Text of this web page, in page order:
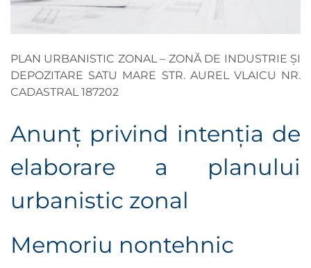
PLAN URBANISTIC ZONAL – ZONĂ DE INDUSTRIE ȘI
DEPOZITARE SATU MARE STR. AUREL VLAICU NR.
CADASTRAL 187202
Anunţ privind intenţia de
elaborare a planului
urbanistic zonal
Memoriu nontehnic